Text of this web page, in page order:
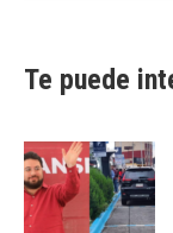
Te puede